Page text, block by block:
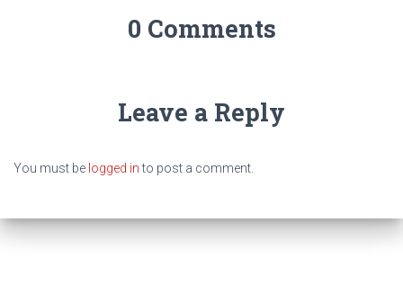
0 Comments
Leave a Reply
You must be logged into post a comment.